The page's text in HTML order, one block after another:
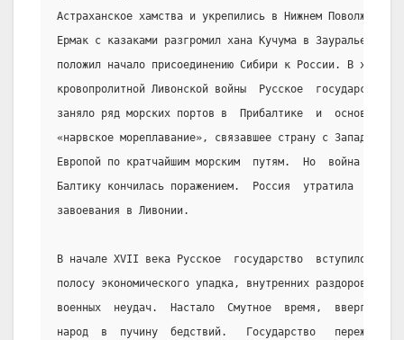
Астраханское хамства и укрепились в Нижнем Поволжье.
Ермак с казаками разгромил хана Кучума в Зауралье  и
положил начало присоединению Сибири к России. В ходе
кровопролитной Ливонской войны  Русское  государство
заняло ряд морских портов в  Прибалтике  и  основало
«нарвское мореплавание», связавшее страну с Западной
Европой по кратчайшим морским  путям.  Но  война  за
Балтику кончилась поражением.  Россия  утратила  все
завоевания в Ливонии.
В начале XVII века Русское  государство  вступило  в
полосу экономического упадка, внутренних раздоров  и
военных  неудач.  Настало  Смутное  время,  ввергшее
народ  в  пучину  бедствий.   Государство   пережило